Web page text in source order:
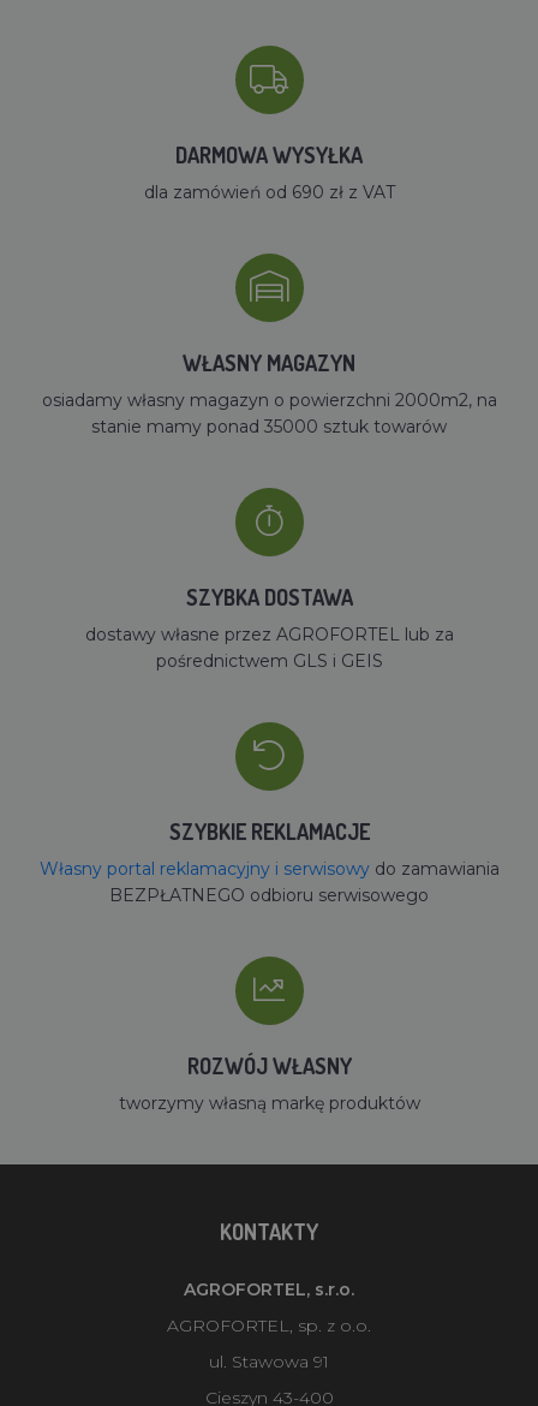
DARMOWA WYSYŁKA
dla zamówień od 690 zł z VAT
WŁASNY MAGAZYN
osiadamy własny magazyn o powierzchni 2000m2, na
stanie mamy ponad 35000 sztuk towarów
SZYBKA DOSTAWA
dostawy własne przez AGROFORTEL lub za
pośrednictwem GLS i GEIS
SZYBKIE REKLAMACJE
Własny portal reklamacyjny i serwisowydo zamawiania
BEZPŁATNEGO odbioru serwisowego
ROZWÓJ WŁASNY
tworzymy własną markę produktów
KONTAKTY
AGROFORTEL, s.r.o.
AGROFORTEL, sp. z o.o.
ul. Stawowa 91
Cieszyn 43-400